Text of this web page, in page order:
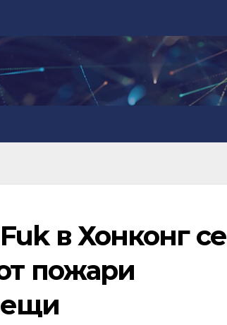
в Хонконг се
пожари